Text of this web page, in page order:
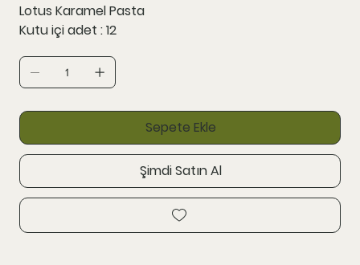
Lotus Karamel Pasta
Kutu içi adet : 12
Sepete Ekle
Şimdi Satın Al